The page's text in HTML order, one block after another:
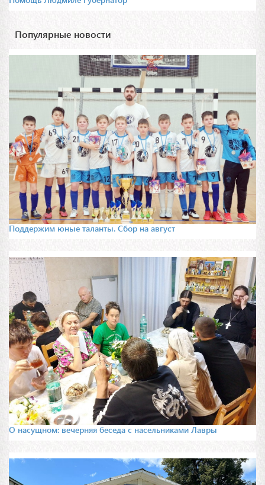
Популярные новости
Поддержим юные таланты. Сбор на август
О насущном: вечерняя беседа с насельниками Лавры